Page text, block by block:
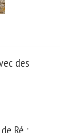
des
Ré :...